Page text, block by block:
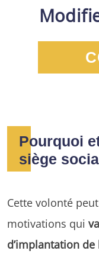
Pourquoi
siège
Cette volonté
motivations qui
d’implantation de